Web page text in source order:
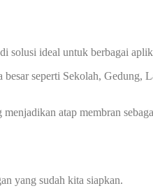
solusi ideal untuk berbagai
seperti Sekolah, Gedung,
atap membran
yang sudah kita siapkan.